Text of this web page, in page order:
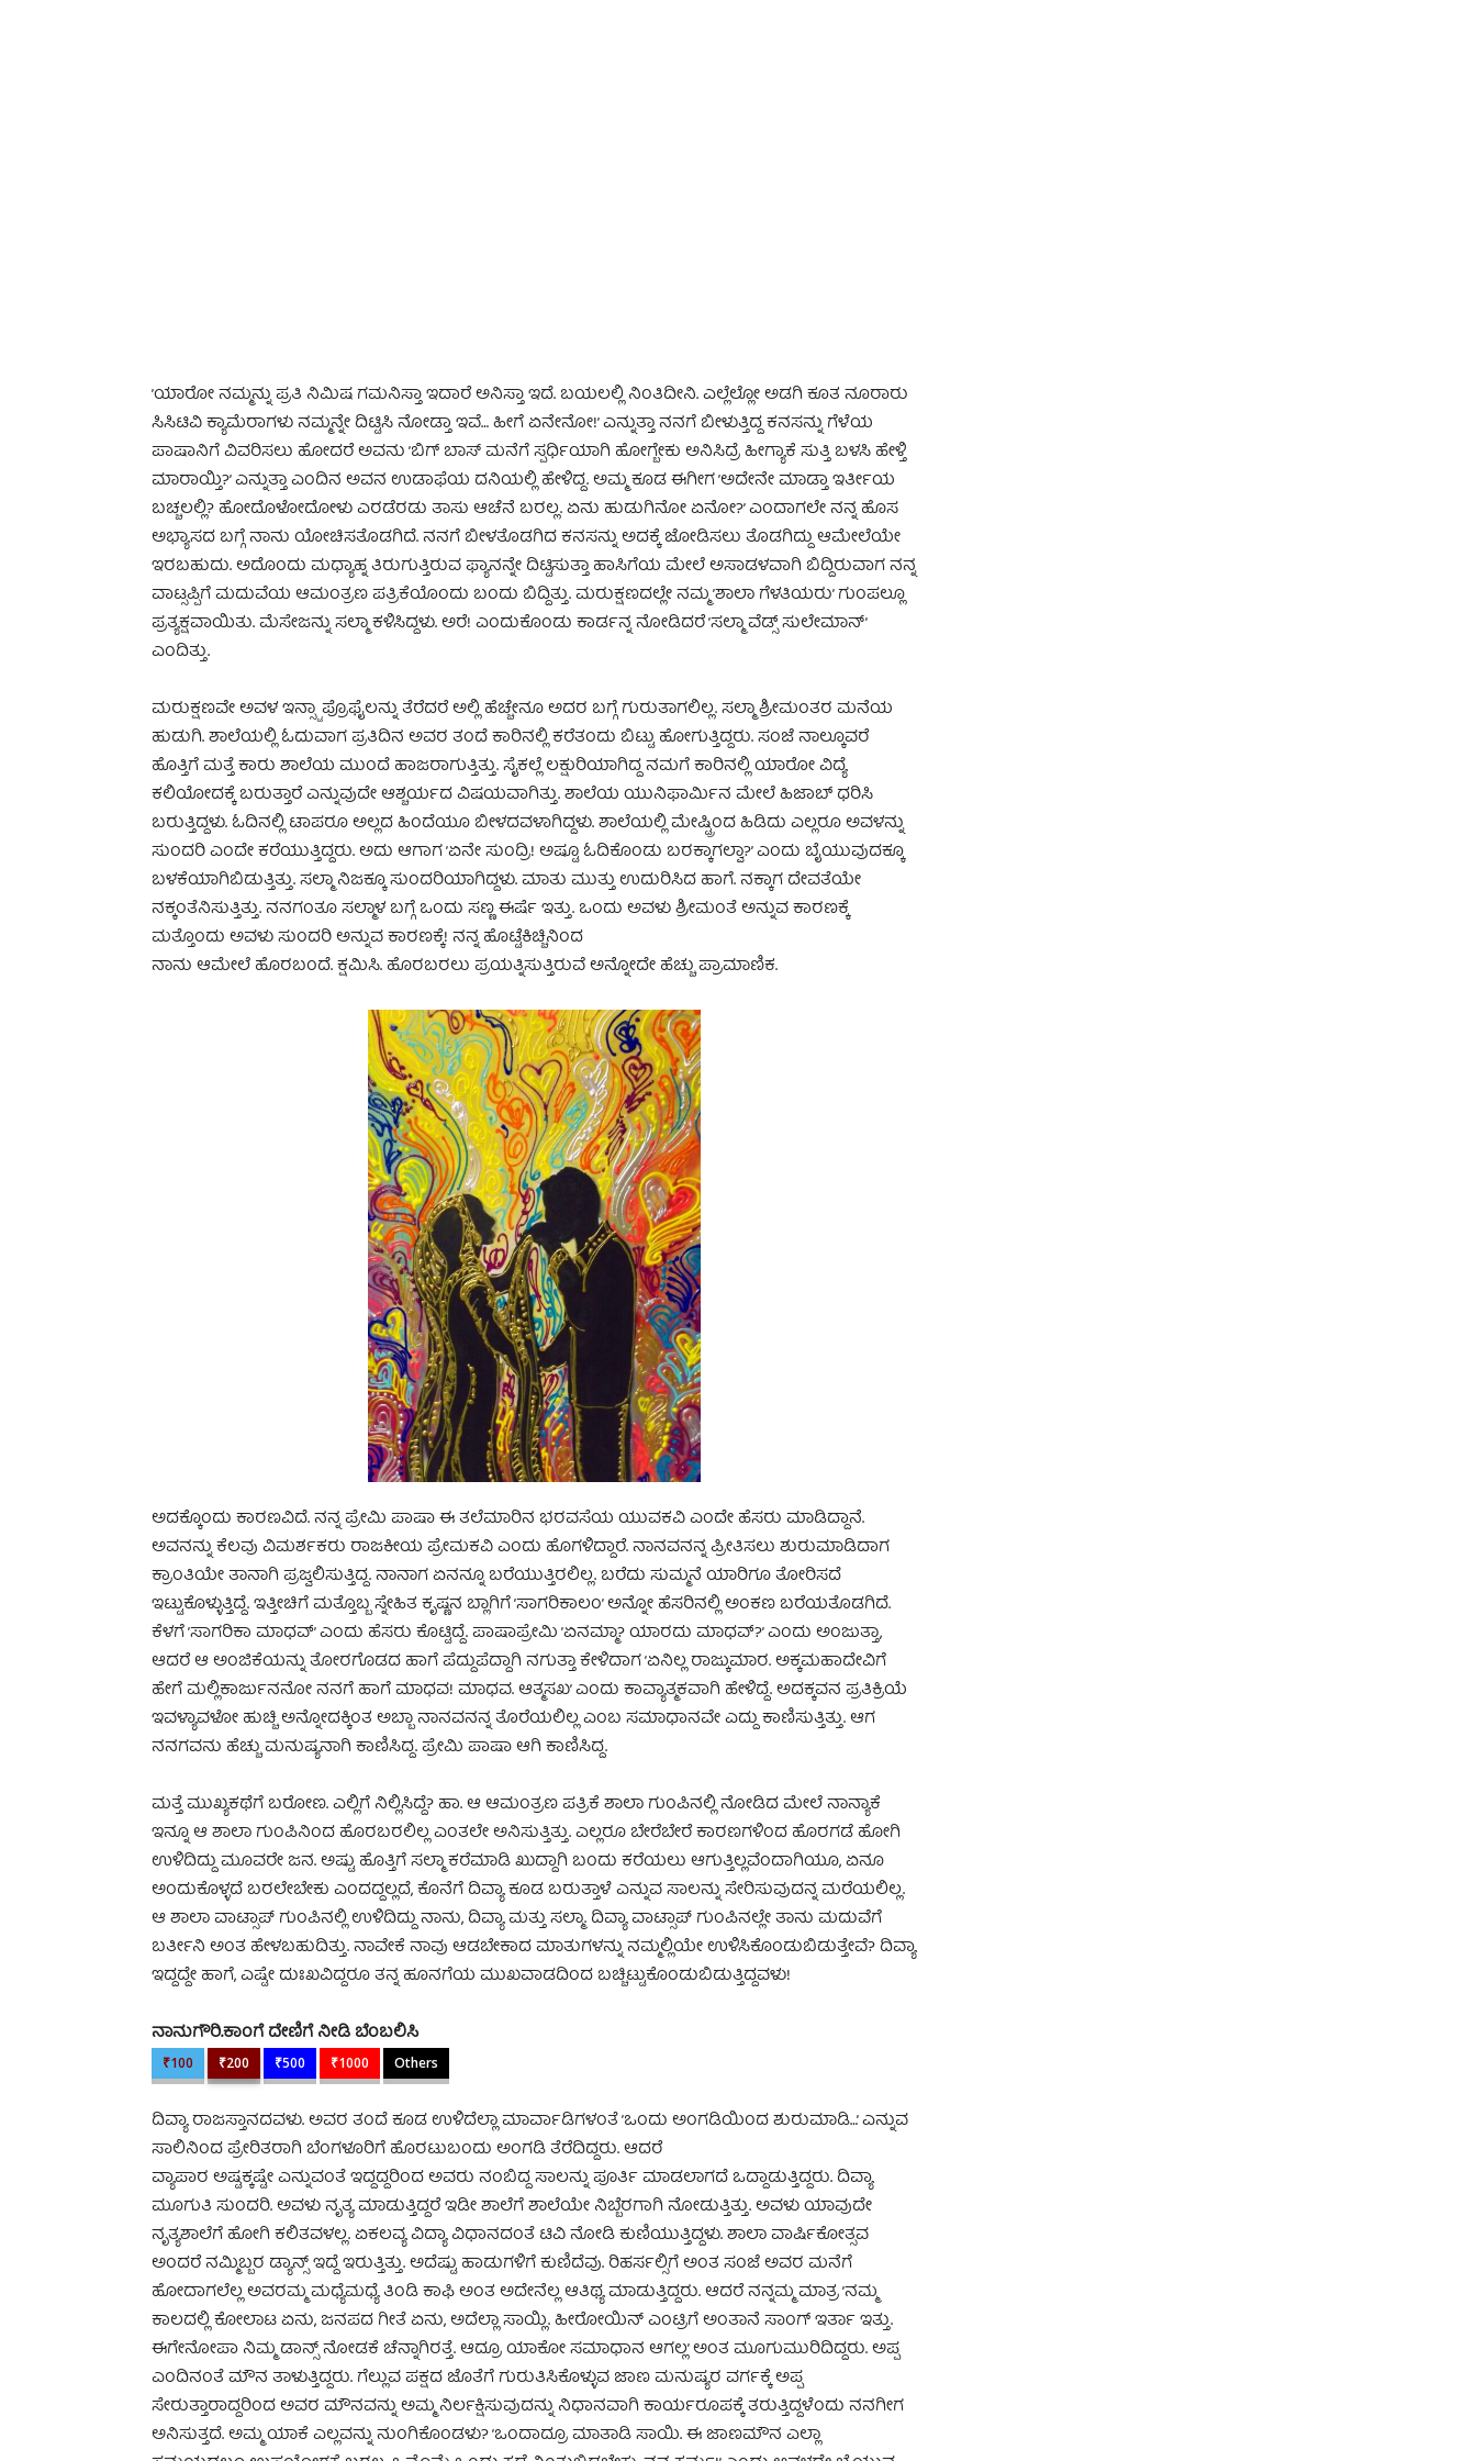
’ಯಾರೋ ನಮ್ಮನ್ನು ಪ್ರತಿ ನಿಮಿಷ ಗಮನಿಸ್ತಾ ಇದಾರೆ ಅನಿಸ್ತಾ ಇದೆ. ಬಯಲಲ್ಲಿ ನಿಂತಿದೀನಿ. ಎಲ್ಲೆಲ್ಲೋ ಅಡಗಿ ಕೂತ ನೂರಾರು
ಸಿಸಿಟಿವಿ ಕ್ಯಾಮೆರಾಗಳು ನಮ್ಮನ್ನೇ ದಿಟ್ಟಿಸಿ ನೋಡ್ತಾ ಇವೆ… ಹೀಗೆ ಏನೇನೋ!’ ಎನ್ನುತ್ತಾ ನನಗೆ ಬೀಳುತ್ತಿದ್ದ ಕನಸನ್ನು ಗೆಳೆಯ
ಪಾಷಾನಿಗೆ ವಿವರಿಸಲು ಹೋದರೆ ಅವನು ’ಬಿಗ್ ಬಾಸ್ ಮನೆಗೆ ಸ್ಪರ್ಧಿಯಾಗಿ ಹೋಗ್ಬೇಕು ಅನಿಸಿದ್ರೆ ಹೀಗ್ಯಾಕೆ ಸುತ್ತಿ ಬಳಸಿ ಹೇಳ್ತಿ
ಮಾರಾಯ್ತಿ?’ ಎನ್ನುತ್ತಾ ಎಂದಿನ ಅವನ ಉಡಾಫೆಯ ದನಿಯಲ್ಲಿ ಹೇಳಿದ್ದ. ಅಮ್ಮ ಕೂಡ ಈಗೀಗ ’ಅದೇನೇ ಮಾಡ್ತಾ ಇರ್ತೀಯ
ಬಚ್ಚಲಲ್ಲಿ? ಹೋದೊಳೋದೋಳು ಎರಡೆರಡು ತಾಸು ಆಚೆನೆ ಬರಲ್ಲ. ಏನು ಹುಡುಗಿನೋ ಏನೋ?’ ಎಂದಾಗಲೇ ನನ್ನ ಹೊಸ
ಅಭ್ಯಾಸದ ಬಗ್ಗೆ ನಾನು ಯೋಚಿಸತೊಡಗಿದೆ. ನನಗೆ ಬೀಳತೊಡಗಿದ ಕನಸನ್ನು ಅದಕ್ಕೆ ಜೋಡಿಸಲು ತೊಡಗಿದ್ದು ಆಮೇಲೆಯೇ
ಇರಬಹುದು. ಅದೊಂದು ಮಧ್ಯಾಹ್ನ ತಿರುಗುತ್ತಿರುವ ಫ್ಯಾನನ್ನೇ ದಿಟ್ಟಿಸುತ್ತಾ ಹಾಸಿಗೆಯ ಮೇಲೆ ಅಸಾಡಳವಾಗಿ ಬಿದ್ದಿರುವಾಗ ನನ್ನ
ವಾಟ್ಸಪ್ಪಿಗೆ ಮದುವೆಯ ಆಮಂತ್ರಣ ಪತ್ರಿಕೆಯೊಂದು ಬಂದು ಬಿದ್ದಿತ್ತು. ಮರುಕ್ಷಣದಲ್ಲೇ ನಮ್ಮ ’ಶಾಲಾ ಗೆಳತಿಯರು’ ಗುಂಪಲ್ಲೂ
ಪ್ರತ್ಯಕ್ಷವಾಯಿತು. ಮೆಸೇಜನ್ನು ಸಲ್ಮಾ ಕಳಿಸಿದ್ದಳು. ಅರೆ! ಎಂದುಕೊಂಡು ಕಾರ್ಡನ್ನ ನೋಡಿದರೆ ’ಸಲ್ಮಾ ವೆಡ್ಸ್ ಸುಲೇಮಾನ್’
ಎಂದಿತ್ತು.
ಮರುಕ್ಷಣವೇ ಅವಳ ಇನ್ಸ್ಟಾ ಪ್ರೊಫೈಲನ್ನು ತೆರೆದರೆ ಅಲ್ಲಿ ಹೆಚ್ಚೇನೂ ಅದರ ಬಗ್ಗೆ ಗುರುತಾಗಲಿಲ್ಲ. ಸಲ್ಮಾ ಶ್ರೀಮಂತರ ಮನೆಯ
ಹುಡುಗಿ. ಶಾಲೆಯಲ್ಲಿ ಓದುವಾಗ ಪ್ರತಿದಿನ ಅವರ ತಂದೆ ಕಾರಿನಲ್ಲಿ ಕರೆತಂದು ಬಿಟ್ಟು ಹೋಗುತ್ತಿದ್ದರು. ಸಂಜೆ ನಾಲ್ಕೂವರೆ
ಹೊತ್ತಿಗೆ ಮತ್ತೆ ಕಾರು ಶಾಲೆಯ ಮುಂದೆ ಹಾಜರಾಗುತ್ತಿತ್ತು. ಸೈಕಲ್ಲೆ ಲಕ್ಷುರಿಯಾಗಿದ್ದ ನಮಗೆ ಕಾರಿನಲ್ಲಿ ಯಾರೋ ವಿದ್ಯೆ
ಕಲಿಯೋದಕ್ಕೆ ಬರುತ್ತಾರೆ ಎನ್ನುವುದೇ ಆಶ್ಚರ್ಯದ ವಿಷಯವಾಗಿತ್ತು. ಶಾಲೆಯ ಯುನಿಫಾರ್ಮಿನ ಮೇಲೆ ಹಿಜಾಬ್ ಧರಿಸಿ
ಬರುತ್ತಿದ್ದಳು. ಓದಿನಲ್ಲಿ ಟಾಪರೂ ಅಲ್ಲದ ಹಿಂದೆಯೂ ಬೀಳದವಳಾಗಿದ್ದಳು. ಶಾಲೆಯಲ್ಲಿ ಮೇಷ್ಟ್ರಿಂದ ಹಿಡಿದು ಎಲ್ಲರೂ ಅವಳನ್ನು
ಸುಂದರಿ ಎಂದೇ ಕರೆಯುತ್ತಿದ್ದರು. ಅದು ಆಗಾಗ ’ಏನೇ ಸುಂದ್ರಿ! ಅಷ್ಟೂ ಓದಿಕೊಂಡು ಬರಕ್ಕಾಗಲ್ವಾ?’ ಎಂದು ಬೈಯುವುದಕ್ಕೂ
ಬಳಕೆಯಾಗಿಬಿಡುತ್ತಿತ್ತು. ಸಲ್ಮಾ ನಿಜಕ್ಕೂ ಸುಂದರಿಯಾಗಿದ್ದಳು. ಮಾತು ಮುತ್ತು ಉದುರಿಸಿದ ಹಾಗೆ. ನಕ್ಕಾಗ ದೇವತೆಯೇ
ನಕ್ಕಂತೆನಿಸುತ್ತಿತ್ತು. ನನಗಂತೂ ಸಲ್ಮಾಳ ಬಗ್ಗೆ ಒಂದು ಸಣ್ಣ ಈರ್ಷೆ ಇತ್ತು. ಒಂದು ಅವಳು ಶ್ರೀಮಂತೆ ಅನ್ನುವ ಕಾರಣಕ್ಕೆ
ಮತ್ತೊಂದು ಅವಳು ಸುಂದರಿ ಅನ್ನುವ ಕಾರಣಕ್ಕೆ! ನನ್ನ ಹೊಟ್ಟೆಕಿಚ್ಚಿನಿಂದ
ನಾನು ಆಮೇಲೆ ಹೊರಬಂದೆ. ಕ್ಷಮಿಸಿ. ಹೊರಬರಲು ಪ್ರಯತ್ನಿಸುತ್ತಿರುವೆ ಅನ್ನೋದೇ ಹೆಚ್ಚು ಪ್ರಾಮಾಣಿಕ.
ಅದಕ್ಕೊಂದು ಕಾರಣವಿದೆ. ನನ್ನ ಪ್ರೇಮಿ ಪಾಷಾ ಈ ತಲೆಮಾರಿನ ಭರವಸೆಯ ಯುವಕವಿ ಎಂದೇ ಹೆಸರು ಮಾಡಿದ್ದಾನೆ.
ಅವನನ್ನು ಕೆಲವು ವಿಮರ್ಶಕರು ರಾಜಕೀಯ ಪ್ರೇಮಕವಿ ಎಂದು ಹೊಗಳಿದ್ದಾರೆ. ನಾನವನನ್ನ ಪ್ರೀತಿಸಲು ಶುರುಮಾಡಿದಾಗ
ಕ್ರಾಂತಿಯೇ ತಾನಾಗಿ ಪ್ರಜ್ವಲಿಸುತ್ತಿದ್ದ. ನಾನಾಗ ಏನನ್ನೂ ಬರೆಯುತ್ತಿರಲಿಲ್ಲ. ಬರೆದು ಸುಮ್ಮನೆ ಯಾರಿಗೂ ತೋರಿಸದೆ
ಇಟ್ಟುಕೊಳ್ಳುತ್ತಿದ್ದೆ. ಇತ್ತೀಚಿಗೆ ಮತ್ತೊಬ್ಬ ಸ್ನೇಹಿತ ಕೃಷ್ಣನ ಬ್ಲಾಗಿಗೆ ’ಸಾಗರಿಕಾಲಂ’ ಅನ್ನೋ ಹೆಸರಿನಲ್ಲಿ ಅಂಕಣ ಬರೆಯತೊಡಗಿದೆ.
ಕೆಳಗೆ ’ಸಾಗರಿಕಾ ಮಾಧವ್’ ಎಂದು ಹೆಸರು ಕೊಟ್ಟಿದ್ದೆ. ಪಾಷಾಪ್ರೇಮಿ ’ಏನಮ್ಮಾ? ಯಾರದು ಮಾಧವ್?’ ಎಂದು ಅಂಜುತ್ತಾ,
ಆದರೆ ಆ ಅಂಜಿಕೆಯನ್ನು ತೋರಗೊಡದ ಹಾಗೆ ಪೆದ್ದುಪೆದ್ದಾಗಿ ನಗುತ್ತಾ ಕೇಳಿದಾಗ ’ಏನಿಲ್ಲ ರಾಜ್ಕುಮಾರ. ಅಕ್ಕಮಹಾದೇವಿಗೆ
ಹೇಗೆ ಮಲ್ಲಿಕಾರ್ಜುನನೋ ನನಗೆ ಹಾಗೆ ಮಾಧವ! ಮಾಧವ. ಆತ್ಮಸಖ’ ಎಂದು ಕಾವ್ಯಾತ್ಮಕವಾಗಿ ಹೇಳಿದ್ದೆ. ಅದಕ್ಕವನ ಪ್ರತಿಕ್ರಿಯೆ
ಇವಳ್ಯಾವಳೋ ಹುಚ್ಚಿ ಅನ್ನೋದಕ್ಕಿಂತ ಅಬ್ಬಾ ನಾನವನನ್ನ ತೊರೆಯಲಿಲ್ಲ ಎಂಬ ಸಮಾಧಾನವೇ ಎದ್ದು ಕಾಣಿಸುತ್ತಿತ್ತು. ಆಗ
ನನಗವನು ಹೆಚ್ಚು ಮನುಷ್ಯನಾಗಿ ಕಾಣಿಸಿದ್ದ. ಪ್ರೇಮಿ ಪಾಷಾ ಆಗಿ ಕಾಣಿಸಿದ್ದ.
ಮತ್ತೆ ಮುಖ್ಯಕಥೆಗೆ ಬರೋಣ. ಎಲ್ಲಿಗೆ ನಿಲ್ಲಿಸಿದ್ದೆ? ಹಾ. ಆ ಆಮಂತ್ರಣ ಪತ್ರಿಕೆ ಶಾಲಾ ಗುಂಪಿನಲ್ಲಿ ನೋಡಿದ ಮೇಲೆ ನಾನ್ಯಾಕೆ
ಇನ್ನೂ ಆ ಶಾಲಾ ಗುಂಪಿನಿಂದ ಹೊರಬರಲಿಲ್ಲ ಎಂತಲೇ ಅನಿಸುತ್ತಿತ್ತು. ಎಲ್ಲರೂ ಬೇರೆಬೇರೆ ಕಾರಣಗಳಿಂದ ಹೊರಗಡೆ ಹೋಗಿ
ಉಳಿದಿದ್ದು ಮೂವರೇ ಜನ. ಅಷ್ಟು ಹೊತ್ತಿಗೆ ಸಲ್ಮಾ ಕರೆಮಾಡಿ ಖುದ್ದಾಗಿ ಬಂದು ಕರೆಯಲು ಆಗುತ್ತಿಲ್ಲವೆಂದಾಗಿಯೂ, ಏನೂ
ಅಂದುಕೊಳ್ಳದೆ ಬರಲೇಬೇಕು ಎಂದದ್ದಲ್ಲದೆ, ಕೊನೆಗೆ ದಿವ್ಯಾ ಕೂಡ ಬರುತ್ತಾಳೆ ಎನ್ನುವ ಸಾಲನ್ನು ಸೇರಿಸುವುದನ್ನ ಮರೆಯಲಿಲ್ಲ.
ಆ ಶಾಲಾ ವಾಟ್ಸಾಪ್ ಗುಂಪಿನಲ್ಲಿ ಉಳಿದಿದ್ದು ನಾನು, ದಿವ್ಯಾ ಮತ್ತು ಸಲ್ಮಾ. ದಿವ್ಯಾ ವಾಟ್ಸಾಪ್ ಗುಂಪಿನಲ್ಲೇ ತಾನು ಮದುವೆಗೆ
ಬರ್ತೀನಿ ಅಂತ ಹೇಳಬಹುದಿತ್ತು. ನಾವೇಕೆ ನಾವು ಆಡಬೇಕಾದ ಮಾತುಗಳನ್ನು ನಮ್ಮಲ್ಲಿಯೇ ಉಳಿಸಿಕೊಂಡುಬಿಡುತ್ತೇವೆ? ದಿವ್ಯಾ
ಇದ್ದದ್ದೇ ಹಾಗೆ, ಎಷ್ಟೇ ದುಃಖವಿದ್ದರೂ ತನ್ನ ಹೂನಗೆಯ ಮುಖವಾಡದಿಂದ ಬಚ್ಚಿಟ್ಟುಕೊಂಡುಬಿಡುತ್ತಿದ್ದವಳು!
ನಾನುಗೌರಿ.ಕಾಂಗೆ ದೇಣಿಗೆ ನೀಡಿ ಬೆಂಬಲಿಸಿ
₹100 ₹200 ₹500 ₹1000 Others
ದಿವ್ಯಾ ರಾಜಸ್ತಾನದವಳು. ಅವರ ತಂದೆ ಕೂಡ ಉಳಿದೆಲ್ಲಾ ಮಾರ್ವಾಡಿಗಳಂತೆ ’ಒಂದು ಅಂಗಡಿಯಿಂದ ಶುರುಮಾಡಿ…’ ಎನ್ನುವ
ಸಾಲಿನಿಂದ ಪ್ರೇರಿತರಾಗಿ ಬೆಂಗಳೂರಿಗೆ ಹೊರಟುಬಂದು ಅಂಗಡಿ ತೆರೆದಿದ್ದರು. ಆದರೆ
ವ್ಯಾಪಾರ ಅಷ್ಟಕ್ಕಷ್ಟೇ ಎನ್ನುವಂತೆ ಇದ್ದದ್ದರಿಂದ ಅವರು ನಂಬಿದ್ದ ಸಾಲನ್ನು ಪೂರ್ತಿ ಮಾಡಲಾಗದೆ ಒದ್ದಾಡುತ್ತಿದ್ದರು. ದಿವ್ಯಾ
ಮೂಗುತಿ ಸುಂದರಿ. ಅವಳು ನೃತ್ಯ ಮಾಡುತ್ತಿದ್ದರೆ ಇಡೀ ಶಾಲೆಗೆ ಶಾಲೆಯೇ ನಿಬ್ಬೆರಗಾಗಿ ನೋಡುತ್ತಿತ್ತು. ಅವಳು ಯಾವುದೇ
ನೃತ್ಯಶಾಲೆಗೆ ಹೋಗಿ ಕಲಿತವಳಲ್ಲ. ಏಕಲವ್ಯ ವಿದ್ಯಾ ವಿಧಾನದಂತೆ ಟಿವಿ ನೋಡಿ ಕುಣಿಯುತ್ತಿದ್ದಳು. ಶಾಲಾ ವಾರ್ಷಿಕೋತ್ಸವ
ಅಂದರೆ ನಮ್ಮಿಬ್ಬರ ಡ್ಯಾನ್ಸ್ ಇದ್ದೆ ಇರುತ್ತಿತ್ತು. ಅದೆಷ್ಟು ಹಾಡುಗಳಿಗೆ ಕುಣಿದೆವು. ರಿಹರ್ಸಲ್ಸಿಗೆ ಅಂತ ಸಂಜೆ ಅವರ ಮನೆಗೆ
ಹೋದಾಗಲೆಲ್ಲ ಅವರಮ್ಮ ಮಧ್ಯೆಮಧ್ಯೆ ತಿಂಡಿ ಕಾಫಿ ಅಂತ ಅದೇನೆಲ್ಲ ಆತಿಥ್ಯ ಮಾಡುತ್ತಿದ್ದರು. ಆದರೆ ನನ್ನಮ್ಮ ಮಾತ್ರ ’ನಮ್ಮ
ಕಾಲದಲ್ಲಿ ಕೋಲಾಟ ಏನು, ಜನಪದ ಗೀತೆ ಏನು, ಅದೆಲ್ಲಾ ಸಾಯ್ಲಿ. ಹೀರೋಯಿನ್ ಎಂಟ್ರಿಗೆ ಅಂತಾನೆ ಸಾಂಗ್ ಇರ್ತಾ ಇತ್ತು.
ಈಗೇನೋಪಾ ನಿಮ್ಮ ಡಾನ್ಸ್ ನೋಡಕೆ ಚೆನ್ನಾಗಿರತ್ತೆ. ಆದ್ರೂ ಯಾಕೋ ಸಮಾಧಾನ ಆಗಲ್ಲ’ ಅಂತ ಮೂಗುಮುರಿದಿದ್ದರು. ಅಪ್ಪ
ಎಂದಿನಂತೆ ಮೌನ ತಾಳುತ್ತಿದ್ದರು. ಗೆಲ್ಲುವ ಪಕ್ಷದ ಜೊತೆಗೆ ಗುರುತಿಸಿಕೊಳ್ಳುವ ಜಾಣ ಮನುಷ್ಯರ ವರ್ಗಕ್ಕೆ ಅಪ್ಪ
ಸೇರುತ್ತಾರಾದ್ದರಿಂದ ಅವರ ಮೌನವನ್ನು ಅಮ್ಮ ನಿರ್ಲಕ್ಷಿಸುವುದನ್ನು ನಿಧಾನವಾಗಿ ಕಾರ್ಯರೂಪಕ್ಕೆ ತರುತ್ತಿದ್ದಳೆಂದು ನನಗೀಗ
ಅನಿಸುತ್ತದೆ. ಅಮ್ಮ ಯಾಕೆ ಎಲ್ಲವನ್ನು ನುಂಗಿಕೊಂಡಳು? ’ಒಂದಾದ್ರೂ ಮಾತಾಡಿ ಸಾಯಿ. ಈ ಜಾಣಮೌನ ಎಲ್ಲಾ